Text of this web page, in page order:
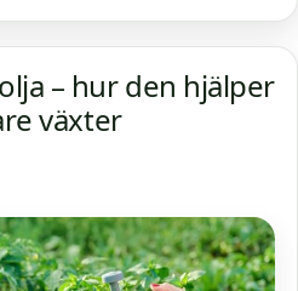
– hur den hjälper
växter